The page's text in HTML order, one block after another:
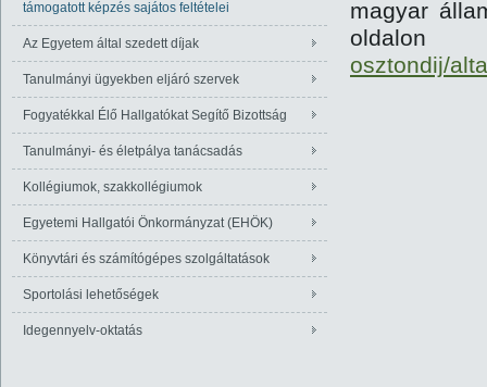
támogatott képzés sajátos feltételei
Az Egyetem által szedett díjak
Tanulmányi ügyekben eljáró szervek
Fogyatékkal Élő Hallgatókat Segítő Bizottság
Tanulmányi- és életpálya tanácsadás
Kollégiumok, szakkollégiumok
Egyetemi Hallgatói Önkormányzat (EHÖK)
Könyvtári és számítógépes szolgáltatások
Sportolási lehetőségek
Idegennyelv-oktatás
magyar
osztondij/